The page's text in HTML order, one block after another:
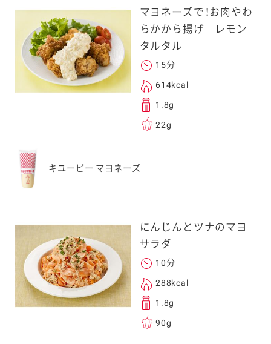
マヨネーズで！お肉やわ
らかから揚げ レモン
タルタル
15分
614kcal
1.8g
22g
キユーピー マヨネーズ
にんじんとツナのマヨ
サラダ
10分
288kcal
1.8g
90g